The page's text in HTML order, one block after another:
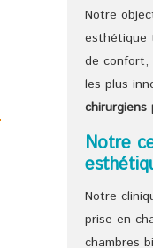
Notre
esthétique
de confort,
les plus
chirurgiens
Notre
Notre
prise en
chambres